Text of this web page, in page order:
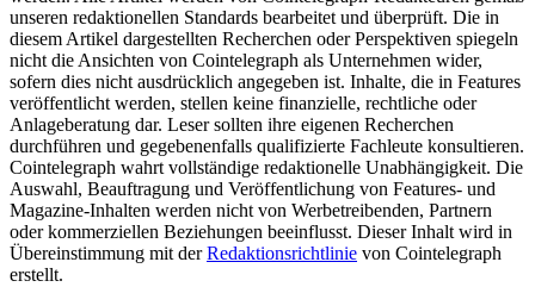
unseren redaktionellen Standards bearbeitet und überprüft. Die in
diesem Artikel dargestellten Recherchen oder Perspektiven spiegeln
nicht die Ansichten von Cointelegraph als Unternehmen wider,
sofern dies nicht ausdrücklich angegeben ist. Inhalte, die in Features
veröffentlicht werden, stellen keine finanzielle, rechtliche oder
Anlageberatung dar. Leser sollten ihre eigenen Recherchen
durchführen und gegebenenfalls qualifizierte Fachleute konsultieren.
Cointelegraph wahrt vollständige redaktionelle Unabhängigkeit. Die
Auswahl, Beauftragung und Veröffentlichung von Features- und
Magazine-Inhalten werden nicht von Werbetreibenden, Partnern
oder kommerziellen Beziehungen beeinflusst. Dieser Inhalt wird in
Übereinstimmung mit derRedaktionsrichtlinie von Cointelegraph
erstellt.